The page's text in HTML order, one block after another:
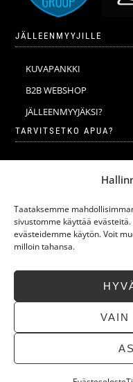
Taataksemme
sivustomme käyttää
evästeidemme käytön. Voit
milloin tahansa.
VAIN
JÄLLEENMYYJILLE
KUVAPANKKI
B2B WEBSHOP
JÄLLEENMYYJÄKSI?
TARVITSETKO APUA?
VERKKOKAUPAN YLEISET
MERINOVILLAN PESU JA
KOKOTAULUKKO
VASTUULLISUUS
UUSIMMAT ARTIKKELIT
USEIN KYSYTYT